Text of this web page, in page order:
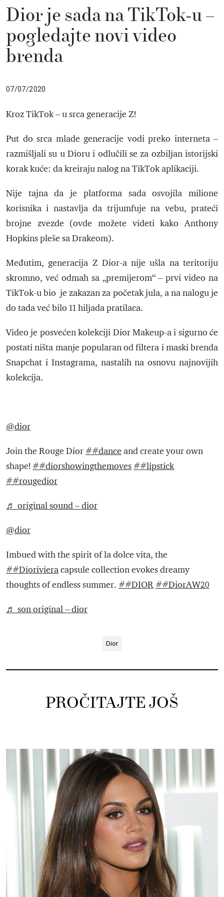
Dior je sada na TikTok-u –
pogledajte novi video
brenda
07/07/2020
Kroz TikTok – u srca generacije Z!
Put do srca mlade generacije vodi preko interneta –
razmišljali su u Dioru i odlučili se za ozbiljan istorijski
korak kuće: da kreiraju nalog na TikTok aplikaciji.
Nije tajna da je platforma sada osvojila milione
korisnika i nastavlja da trijumfuje na vebu, prateći
brojne zvezde (ovde možete videti kako Anthony
Hopkins pleše sa Drakeom).
Međutim, generacija Z Dior-a nije ušla na teritoriju
skromno, već odmah sa „premijerom“ – prvi video na
TikTok-u bio je zakazan za početak jula, a na nalogu je
do tada već bilo 11 hiljada pratilaca.
Video je posvećen kolekciji Dior Makeup-a i sigurno će
postati ništa manje popularan od filtera i maski brenda
Snapchat i Instagrama, nastalih na osnovu najnovijih
kolekcija.
@dior
Join the Rouge Dior ##dance and create your own
shape! ##diorshowingthemoves ##lipstick
##rougedior
♬ original sound – dior
@dior
Imbued with the spirit of la dolce vita, the
##Diorivieracapsule collection evokes dreamy
thoughts of endless summer. ##DIOR ##DiorAW20
♬ son original – dior
Dior
PROČITAJTE JOŠ